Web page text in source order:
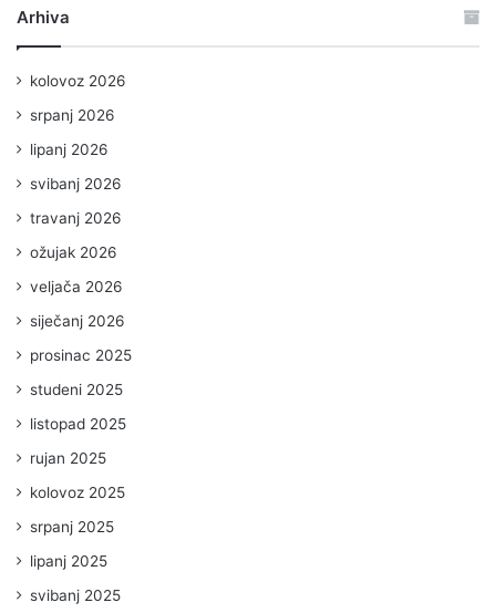
Arhiva
kolovoz 2026
srpanj 2026
lipanj 2026
svibanj 2026
travanj 2026
ožujak 2026
veljača 2026
siječanj 2026
prosinac 2025
studeni 2025
listopad 2025
rujan 2025
kolovoz 2025
srpanj 2025
lipanj 2025
svibanj 2025